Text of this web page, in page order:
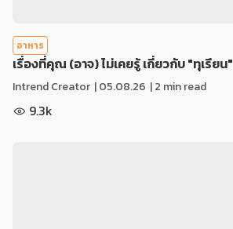
อาหาร
เรื่องที่คุณ (อาจ) ไม่เคยรู้ เกี่ยวกับ "ทุเรียน"
Intrend Creator |05.08.26 | 2 min read
9.3k